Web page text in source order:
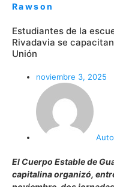
Rawson
Estudiantes de la
Rivadavia se
Unión
noviembre 3, 2025
El Cuerpo Estable de
capitalina organizó,